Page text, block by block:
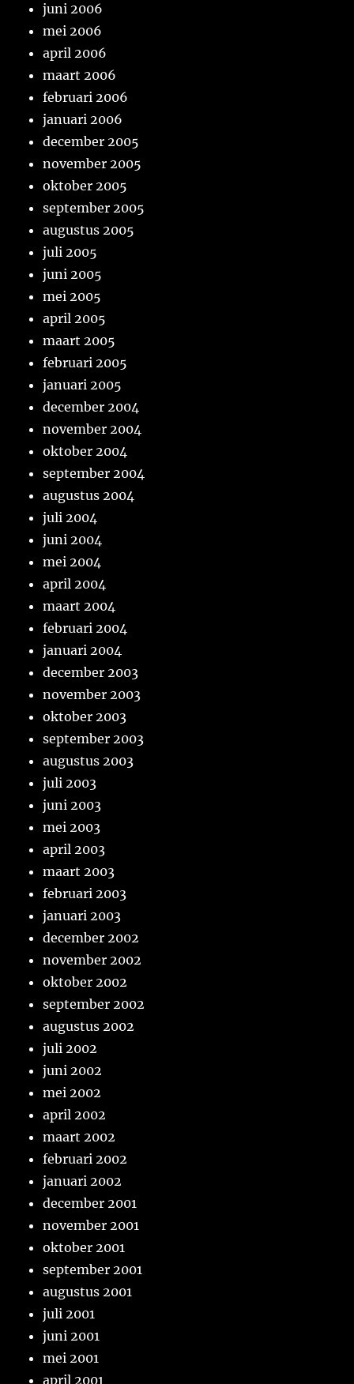
juni 2006
mei 2006
april 2006
maart 2006
februari 2006
januari 2006
december 2005
november 2005
oktober 2005
september 2005
augustus 2005
juli 2005
juni 2005
mei 2005
april 2005
maart 2005
februari 2005
januari 2005
december 2004
november 2004
oktober 2004
september 2004
augustus 2004
juli 2004
juni 2004
mei 2004
april 2004
maart 2004
februari 2004
januari 2004
december 2003
november 2003
oktober 2003
september 2003
augustus 2003
juli 2003
juni 2003
mei 2003
april 2003
maart 2003
februari 2003
januari 2003
december 2002
november 2002
oktober 2002
september 2002
augustus 2002
juli 2002
juni 2002
mei 2002
april 2002
maart 2002
februari 2002
januari 2002
december 2001
november 2001
oktober 2001
september 2001
augustus 2001
juli 2001
juni 2001
mei 2001
april 2001